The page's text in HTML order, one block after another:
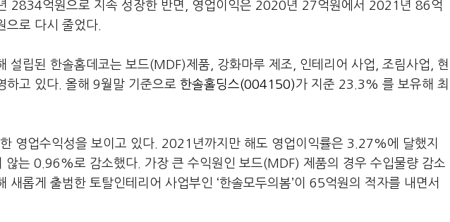
억원으로 지속 성장한 반면, 영업이익은 2020년 27억원에서 2021년 86억
으로 다시 줄었다.
설립된 한솔홈데코는 보드(MDF)제품, 강화마루 제조, 인테리어 사업, 조림사업, 현
하고 있다. 올해 9월말 기준으로 한솔홀딩스(004150)가 지준 23.3% 를 보유해 최
영업수익성을 보이고 있다. 2021년까지만 해도 영업이익률은 3.27%에 달했지
는 0.96%로 감소했다. 가장 큰 수익원인 보드(MDF) 제품의 경우 수입물량 감소
새롭게 출범한 토탈인테리어 사업부인 ‘한솔모두의봄’이 65억원의 적자를 내면서